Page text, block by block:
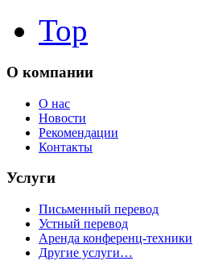
Top
О компании
O нас
Новости
Рекомендации
Контакты
Услуги
Письменный перевод
Устный перевод
Аренда конференц-техники
Другие услуги…